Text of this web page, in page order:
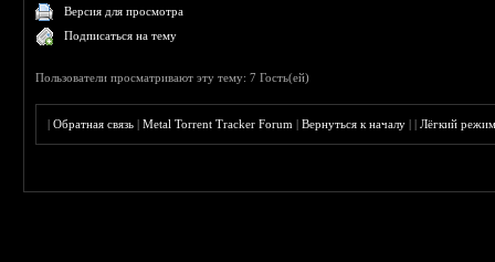
Версия для просмотра
Подписаться на тему
Пользователи просматривают эту тему: 7 Гость(ей)
|Обратная связь |Metal Torrent Tracker Forum |Вернуться к началу ||Лёгкий